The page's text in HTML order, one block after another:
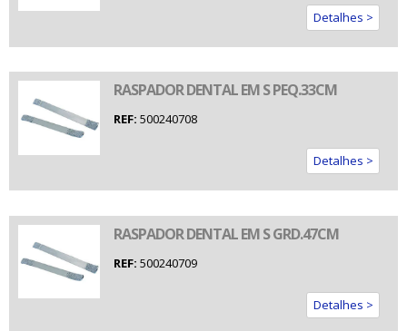
Detalhes >
RASPADOR DENTAL EM S PEQ.33CM
REF: 500240708
Detalhes >
RASPADOR DENTAL EM S GRD.47CM
REF: 500240709
Detalhes >